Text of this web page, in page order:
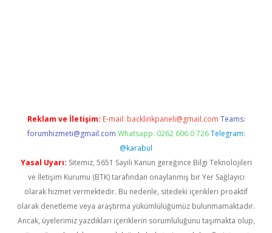
Reklam ve İletişim: E-mail: backlinkpaneli@gmail.com Teams:
forumhizmeti@gmail.com Whatsapp: 0262 606 0 726 Telegram:
@karabul
Yasal Uyarı: Sitemiz, 5651 Sayılı Kanun gereğince Bilgi Teknolojileri
ve İletişim Kurumu (BTK) tarafından onaylanmış bir Yer Sağlayıcı
olarak hizmet vermektedir. Bu nedenle, sitedeki içerikleri proaktif
olarak denetleme veya araştırma yükümlülüğümüz bulunmamaktadır.
Ancak, üyelerimiz yazdıkları içeriklerin sorumluluğunu taşımakta olup,